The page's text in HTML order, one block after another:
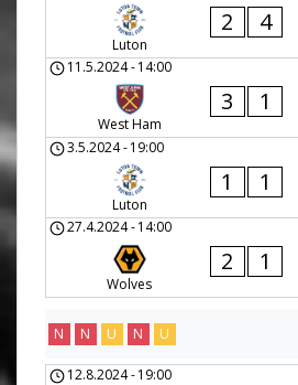
Luton
2 4
11.5.2024-14:00
West Ham
3 1
3.5.2024-19:00
Luton
1 1
27.4.2024-14:00
Wolves
2 1
N N U N U
12.8.2024-19:00